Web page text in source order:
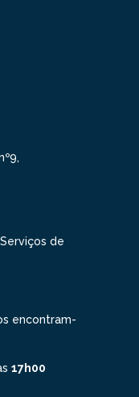
de
encontram-
17h00